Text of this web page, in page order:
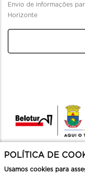
Envio de informações
Horizonte
POLÍTICA DE
Usamos cookies para